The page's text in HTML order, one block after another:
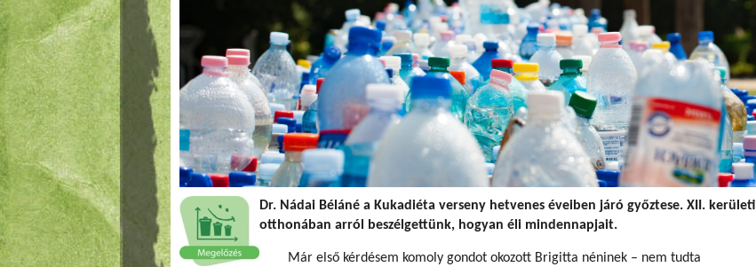
Dr. Nádai Béláné a Kukadiéta verseny hetvenes éveiben járó győztese. XII. kerületi
otthonában arról beszélgettünk, hogyan éli mindennapjait.
Már első kérdésem komoly gondot okozott Brigitta néninek – nem tudta